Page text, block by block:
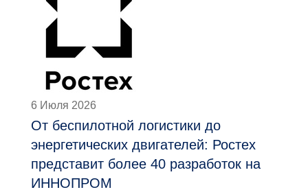
6 Июля 2026
От беспилотной логистики до
энергетических двигателей: Ростех
представит более 40 разработок на
ИННОПРОМ